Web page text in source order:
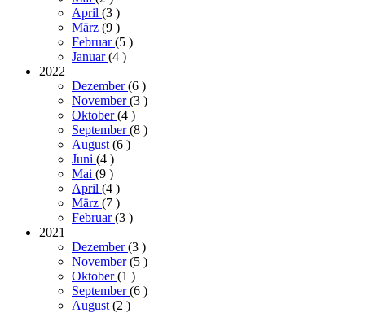
April (3 )
März (9 )
Februar(5 )
Januar(4 )
2022
Dezember(6 )
November(3 )
Oktober(4 )
September(8 )
August(6 )
Juni (4 )
Mai (9 )
April (4 )
März (7 )
Februar(3 )
2021
Dezember(3 )
November(5 )
Oktober(1 )
September(6 )
August(2 )